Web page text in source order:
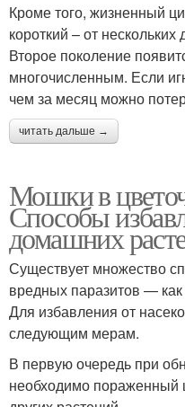
Кроме того, жизненный
короткий – от
Второе поколение
многочисленным. Если
чем за месяц можно
читать дальше →
Мошки в
Способы
домашних
Существует множество
вредных паразитов —
Для избавления от
следующим мерам.
В первую очередь при
необходимо пораженный